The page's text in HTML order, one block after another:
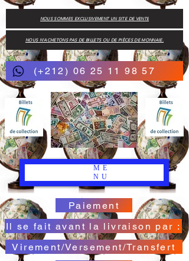
(+212) 06 25 11 98 57
ME
NU
Paiement
Virement/Versement/Transfert
Il se fait avant la livraison par :
NOUS N'ACHETONS PAS DE BILLETS OU DE PIÈCES DE MONNAIE.
NOUS SOMMES EXCLUSIVEMENT UN SITE DE VENTE